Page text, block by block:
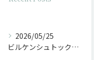
2026/05/25
ビルケンシュトックのサンダルに油がかかった